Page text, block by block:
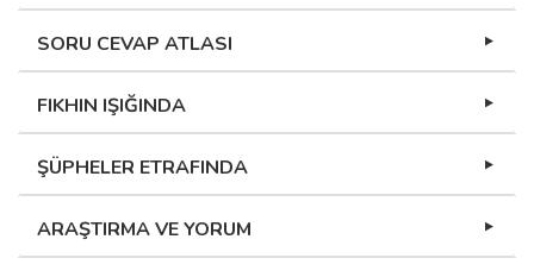
SORU CEVAP ATLASI
FIKHIN IŞIĞINDA
ŞÜPHELER ETRAFINDA
ARAŞTIRMA VE YORUM